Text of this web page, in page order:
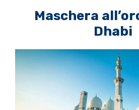
Maschera
Dhabi